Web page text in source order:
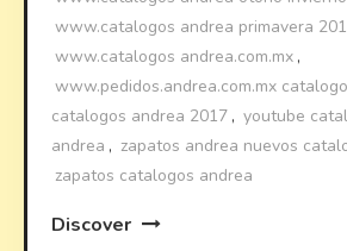
www.catalogos andrea primavera
www.catalogos andrea.com.mx ,
www.pedidos.andrea.com.mx
catalogos andrea 2017 , youtube
andrea , zapatos andrea nuevos
zapatos catalogos andrea
Discover